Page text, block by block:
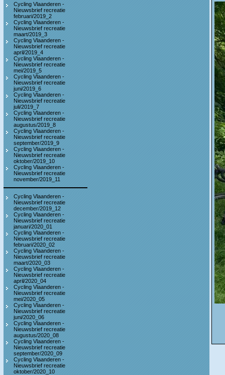
Cycling Vlaanderen -
Nieuwsbrief recreatie
februari/2019_2
Cycling Vlaanderen -
Nieuwsbrief recreatie
maart/2019_3
Cycling Vlaanderen -
Nieuwsbrief recreatie
april/2019_4
Cycling Vlaanderen -
Nieuwsbrief recreatie
mei/2019_5
Cycling Vlaanderen -
Nieuwsbrief recreatie
juni/2019_6
Cycling Vlaanderen -
Nieuwsbrief recreatie
juli/2019_7
Cycling Vlaanderen -
Nieuwsbrief recreatie
augustus/2019_8
Cycling Vlaanderen -
Nieuwsbrief recreatie
september/2019_9
Cycling Vlaanderen -
Nieuwsbrief recreatie
oktober/2019_10
Cycling Vlaanderen -
Nieuwsbrief recreatie
november/2019_11
Cycling Vlaanderen -
Nieuwsbrief recreatie
december/2019_12
Cycling Vlaanderen -
Nieuwsbrief recreatie
januari/2020_01
Cycling Vlaanderen -
Nieuwsbrief recreatie
februari/2020_02
Cycling Vlaanderen -
Nieuwsbrief recreatie
maart/2020_03
Cycling Vlaanderen -
Nieuwsbrief recreatie
april/2020_04
Cycling Vlaanderen -
Nieuwsbrief recreatie
mei/2020_05
Cycling Vlaanderen -
Nieuwsbrief recreatie
juni/2020_06
Cycling Vlaanderen -
Nieuwsbrief recreatie
augustus/2020_08
Cycling Vlaanderen -
Nieuwsbrief recreatie
september/2020_09
Cycling Vlaanderen -
Nieuwsbrief recreatie
oktober/2020_10